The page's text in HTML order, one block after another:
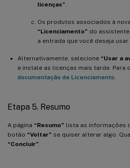
licenças”
Os produtos associados à
“Licenciamento” do
a entrada que você deseja usar.
Alternativamente, selecione “Usar a
e instale as licenças mais tarde. Para
documentação de Licenciamento
Etapa 5. Resumo
A página “Resumo” lista as informações
botão “Voltar” se quiser alterar algo.
“Concluir”